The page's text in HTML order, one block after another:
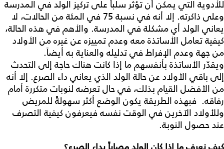
للأدوية التي يمكن أن تؤثر سلباً على تركيز الولد في المدرسة
وعلى ذاكرته. إلا أنه في نسبة 75 في المئة من الحالات، لا
يعاني الولد أي مشكلة في المدرسة. والأهم في هذه الحالة،
كيفية تعامل الأساتذة معه وعدم تمييزه عن غيره من الأولاد
من جهة وعدم الإفراط في تدليله والعناية به أيضاً.
ويقدّر الأساتذة بأنفسهم ما إذا كانت هناك حاجة إلى التحدث
إلى باقي الأولاد عن حالة الولد الذي يعاني داء الصرع. إلا أنه
من الأفضل القيام بذلك، في حال تعرضه لنوبات متكررة أمام
رفاقه. فبهذه الطريقة يكون الوضع أكثر سهولةً للمريض
وللأولاد الآخرين في الوقت نفسه فيعرفون كيفية التصرف
عند حصول النوبة.